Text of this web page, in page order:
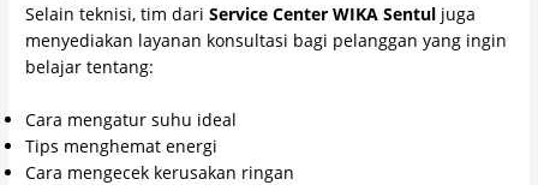
Selain teknisi, tim dariService Center WIKA Sentul juga
menyediakan layanan konsultasi bagi pelanggan yang ingin
belajar tentang:
Cara mengatur suhu ideal
Tips menghemat energi
Cara mengecek kerusakan ringan